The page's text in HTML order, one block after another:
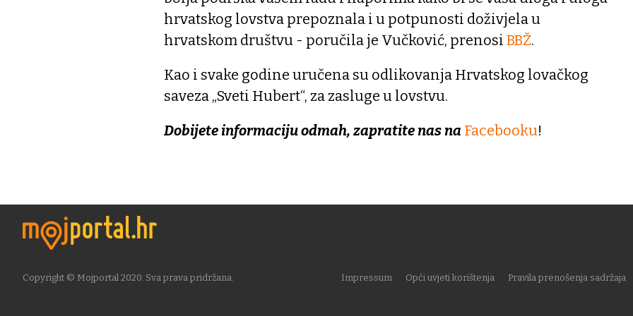
hrvatskog lovstva prepoznala i u potpunosti doživjela u
hrvatskom društvu - poručila je Vučković, prenosi BBŽ.
Kao i svake godine uručena su odlikovanja Hrvatskog lovačkog
saveza „Sveti Hubert“, za zasluge u lovstvu.
Dobijete informaciju odmah, zapratite nas na Facebooku!
Copyright © Mojportal 2020. Sva prava pridržana. Impressum Opći uvjeti korištenja Pravila prenošenja sadržaja